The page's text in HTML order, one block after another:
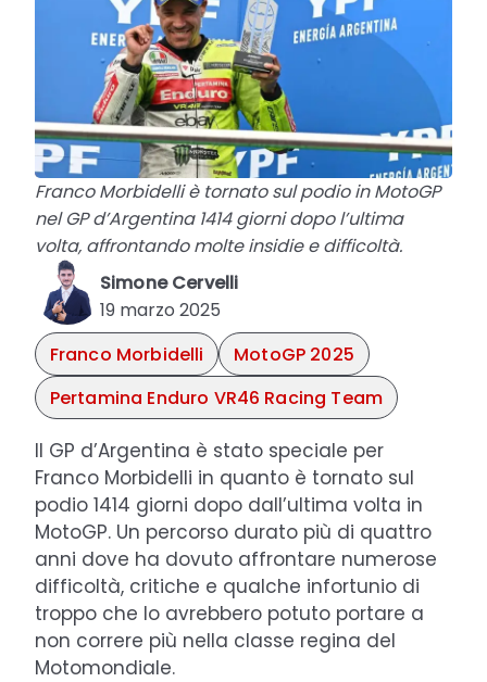
Franco Morbidelli è tornato sul podio in MotoGP
nel GP d’Argentina 1414 giorni dopo l’ultima
volta, affrontando molte insidie e difficoltà.
Simone Cervelli
19 marzo 2025
Franco Morbidelli
MotoGP 2025
Pertamina Enduro VR46 Racing Team
Il GP d’Argentina è stato speciale per
Franco Morbidelli in quanto è tornato sul
podio 1414 giorni dopo dall’ultima volta in
MotoGP. Un percorso durato più di quattro
anni dove ha dovuto affrontare numerose
difficoltà, critiche e qualche infortunio di
troppo che lo avrebbero potuto portare a
non correre più nella classe regina del
Motomondiale.